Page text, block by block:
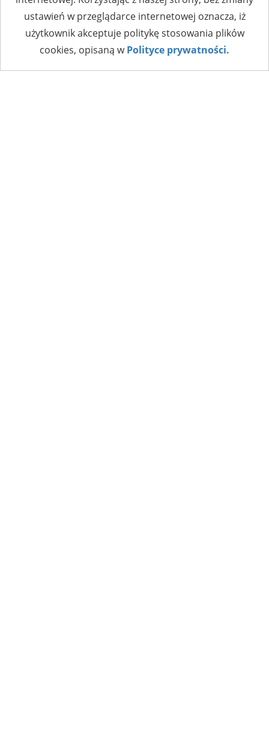
ustawień w przeglądarce internetowej oznacza, iż
użytkownik akceptuje politykę stosowania plików
cookies, opisaną wPolityce prywatności.